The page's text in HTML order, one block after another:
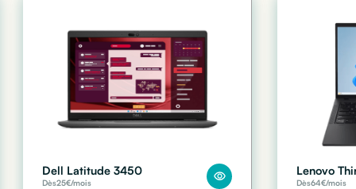
Dell Latitude 3450
Dès25€/mois
Lenovo
Dès64€/mois